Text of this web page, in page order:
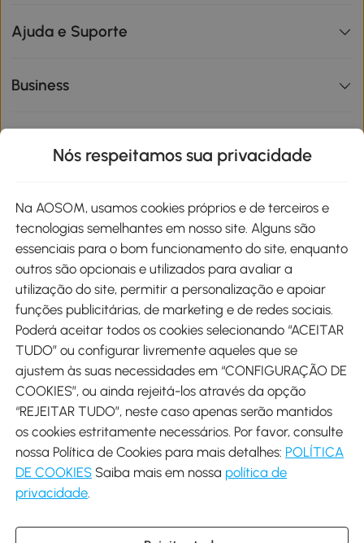
Ajuda e Suporte
Business
Métodos de pagamento
Envio
Descarregar Aosom App
Google Play
Nós respeitamos sua privacidade
Na AOSOM, usamos cookies próprios e de terceiros e
tecnologias semelhantes em nosso site. Alguns são
essenciais para o bom funcionamento do site, enquanto
outros são opcionais e utilizados para avaliar a
utilização do site, permitir a personalização e apoiar
funções publicitárias, de marketing e de redes sociais.
Poderá aceitar todos os cookies selecionando “ACEITAR
TUDO” ou configurar livremente aqueles que se
ajustem às suas necessidades em “CONFIGURAÇÃO DE
COOKIES”, ou ainda rejeitá-los através da opção
“REJEITAR TUDO”, neste caso apenas serão mantidos
os cookies estritamente necessários. Por favor, consulte
nossa Política de Cookies para mais detalhes: POLÍTICA
DE COOKIES Saiba mais em nossa política de
privacidade